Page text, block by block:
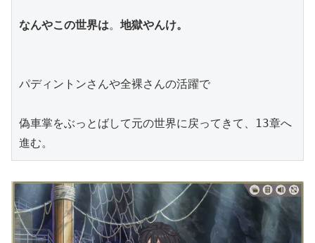
なんやこの世界は。 地獄やんけ。
パディントンさんや全裸さんの活躍で
偽車掌をぶっとばして元の世界に戻ってきて、13章へ
進む。